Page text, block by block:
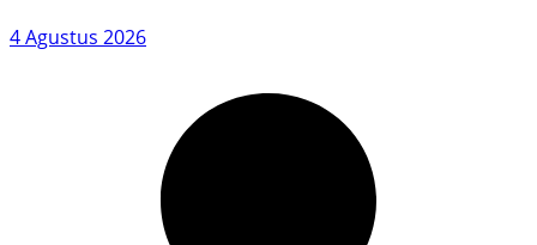
4 Agustus 2026